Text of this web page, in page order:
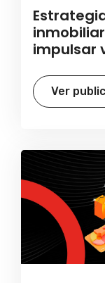
impulsar
Ver